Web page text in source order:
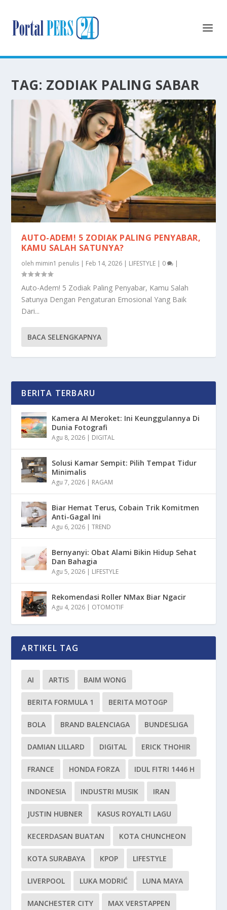
TAG: ZODIAK PALING SABAR
AUTO-ADEM! 5 ZODIAK PALING PENYABAR,
KAMU SALAH SATUNYA?
oleh mimin1 penulis | Feb 14, 2026 | LIFESTYLE | 0 |
Auto-Adem! 5 Zodiak Paling Penyabar, Kamu Salah
Satunya Dengan Pengaturan Emosional Yang Baik
Dari...
BACA SELENGKAPNYA
BERITA TERBARU
Kamera AI Meroket: Ini Keunggulannya Di
Dunia Fotografi
Agu 8, 2026 | DIGITAL
Solusi Kamar Sempit: Pilih Tempat Tidur
Minimalis
Agu 7, 2026 | RAGAM
Biar Hemat Terus, Cobain Trik Komitmen
Anti-Gagal Ini
Agu 6, 2026 |TREND
Bernyanyi: Obat Alami Bikin Hidup Sehat
Dan Bahagia
Agu 5, 2026 | LIFESTYLE
Rekomendasi Roller NMax Biar Ngacir
Agu 4, 2026 | OTOMOTIF
ARTIKEL TAG
AI ARTIS BAIM WONG
BERITA FORMULA 1 BERITA MOTOGP
BOLA BRAND BALENCIAGA BUNDESLIGA
DAMIAN LILLARD DIGITAL ERICK THOHIR
FRANCE HONDA FORZA IDUL FITRI 1446 H
INDONESIA INDUSTRI MUSIK IRAN
JUSTIN HUBNER KASUS ROYALTI LAGU
KECERDASAN BUATAN KOTA CHUNCHEON
KOTA SURABAYA KPOP LIFESTYLE
LIVERPOOL LUKA MODRIĆ LUNA MAYA
MANCHESTER CITY MAX VERSTAPPEN